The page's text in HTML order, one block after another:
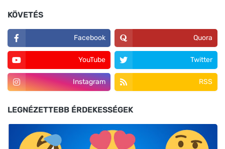
KÖVETÉS
Facebook Quora
YouTube Twitter
Instagram RSS
LEGNÉZETTEBB ÉRDEKESSÉGEK